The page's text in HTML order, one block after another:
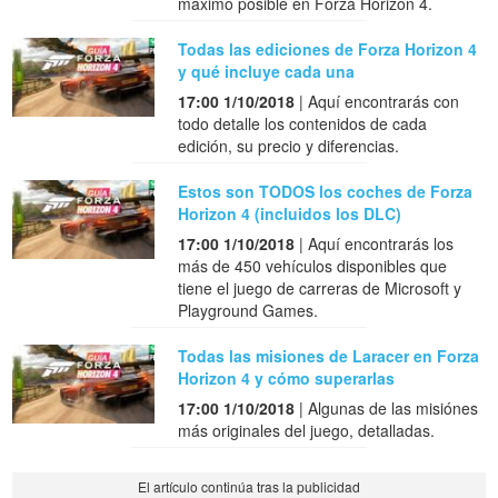
Todas las ediciones de Forza Horizon 4
y qué incluye cada una
17:00 1/10/2018 | Aquí encontrarás con
todo detalle los contenidos de cada
edición, su precio y diferencias.
Estos son TODOS los coches de Forza
Horizon 4 (incluidos los DLC)
17:00 1/10/2018 | Aquí encontrarás los
más de 450 vehículos disponibles que
tiene el juego de carreras de Microsoft y
Playground Games.
Todas las misiones de Laracer en Forza
Horizon 4 y cómo superarlas
17:00 1/10/2018 | Algunas de las misiónes
más originales del juego, detalladas.